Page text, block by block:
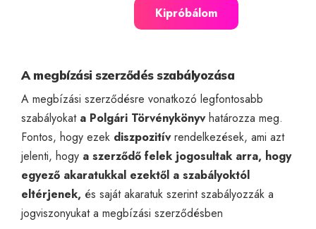
Kipróbálom
A megbízási szerződés szabályozása
A megbízási szerződésre vonatkozó legfontosabb
szabályokat a Polgári Törvénykönyvhatározza meg.
Fontos, hogy ezek diszpozitívrendelkezések, ami azt
jelenti, hogy a szerződő felek jogosultak arra, hogy
egyező akaratukkal ezektől a szabályoktól
eltérjenek, és saját akaratuk szerint szabályozzák a
jogviszonyukat a megbízási szerződésben